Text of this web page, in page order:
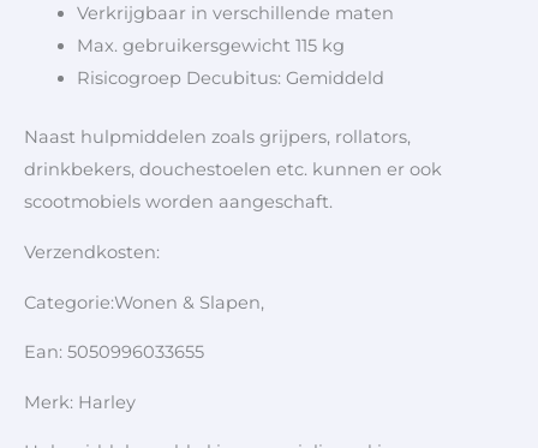
Verkrijgbaar in verschillende maten
Max. gebruikersgewicht 115 kg
Risicogroep Decubitus: Gemiddeld
Naast hulpmiddelen zoals grijpers, rollators,
drinkbekers, douchestoelen etc. kunnen er ook
scootmobiels worden aangeschaft.
Verzendkosten:
Categorie:Wonen & Slapen,
Ean: 5050996033655
Merk: Harley